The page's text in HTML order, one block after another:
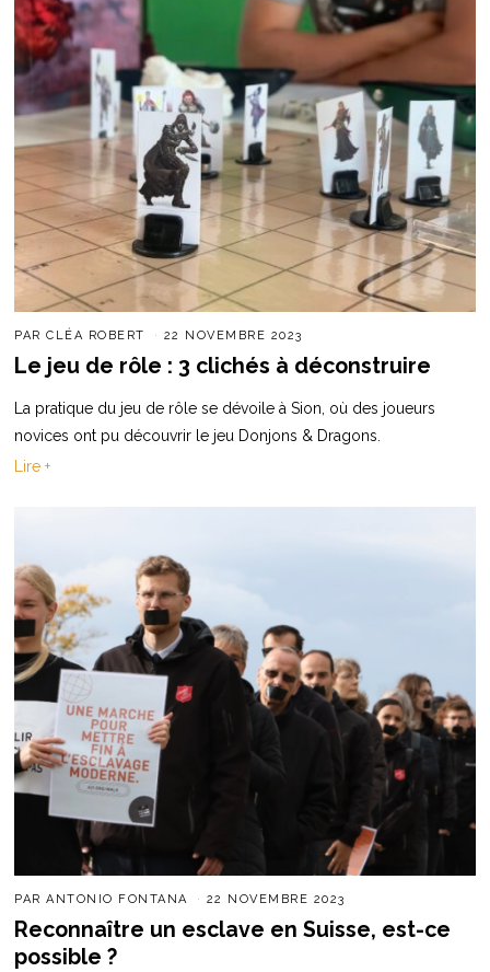
PARCLÉA ROBERT 22 NOVEMBRE 2023
Le jeu de rôle : 3 clichés à déconstruire
La pratique du jeu de rôle se dévoile à Sion, où des joueurs
novices ont pu découvrir le jeu Donjons & Dragons.
Lire +
PARANTONIO FONTANA 22 NOVEMBRE 2023
Reconnaître un esclave en Suisse, est-ce
possible ?